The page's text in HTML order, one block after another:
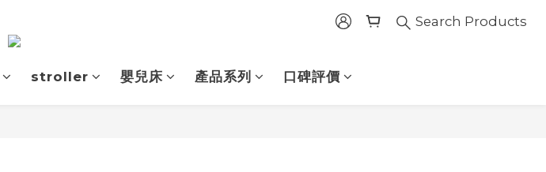
Search Products
stroller 嬰兒床 產品系列 口碑評價